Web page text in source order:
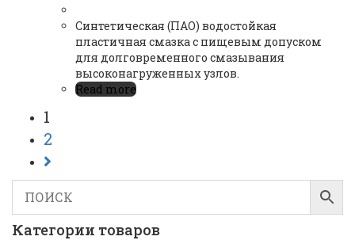
Синтетическая (ПАО) водостойкая
пластичная смазка с пищевым допуском
для долговременного смазывания
высоконагруженных узлов.
Read more
1
2
Категории товаров